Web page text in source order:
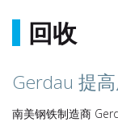
回收
Gerdau 提
南美钢铁制造商